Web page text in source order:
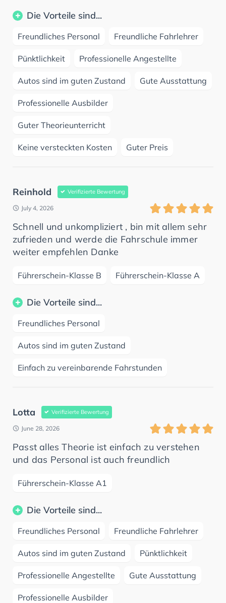
Die Vorteile sind...
Freundliches Personal Freundliche Fahrlehrer
Pünktlichkeit Professionelle Angestellte
Autos sind im guten Zustand Gute Ausstattung
Professionelle Ausbilder
Guter Theorieunterricht
Keine versteckten Kosten Guter Preis
Reinhold Verifizierte Bewertung
July 4, 2026
Schnell und unkompliziert , bin mit allem sehr
zufrieden und werde die Fahrschule immer
weiter empfehlen Danke
Führerschein-Klasse B Führerschein-Klasse A
Die Vorteile sind...
Freundliches Personal
Autos sind im guten Zustand
Einfach zu vereinbarende Fahrstunden
Lotta Verifizierte Bewertung
June 28, 2026
Passt alles Theorie ist einfach zu verstehen
und das Personal ist auch freundlich
Führerschein-Klasse A1
Die Vorteile sind...
Freundliches Personal Freundliche Fahrlehrer
Autos sind im guten Zustand Pünktlichkeit
Professionelle Angestellte Gute Ausstattung
Professionelle Ausbilder